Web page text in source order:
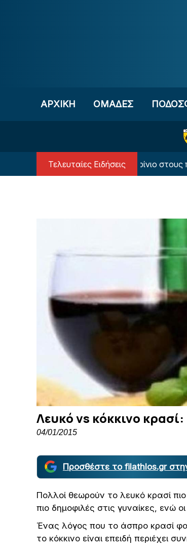
ΑΡΧΙΚΗ OΜΑΔΕΣ
Τελευταίες Ειδήσεις
που επιβάλλει ο Μουρίνιο στους
Λευκό vs κόκκινο
04/01/2015
Προσθέστε το filathlos.gr
Πολλοί θεωρούν το λευκό κρασί
πιο δημοφιλές στις γυναίκες, ενώ
Ένας λόγος που το άσπρο κρασί
το κόκκινο είναι επειδή περιέχει